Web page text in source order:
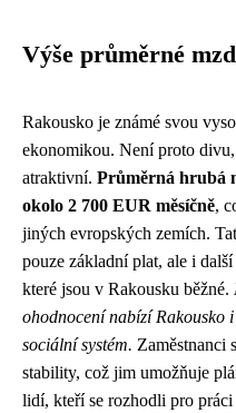
Výše průměrné
Rakousko je známé svou
ekonomikou. Není proto
atraktivní. Průměrná hrubá
okolo 2 700 EUR měsíčně,
jiných evropských zemích.
pouze základní plat, ale i
které jsou v Rakousku běžné.
ohodnocení nabízí
sociální systém. Zaměstnanci
stability, což jim umožňuje
lidí, kteří se rozhodli pro